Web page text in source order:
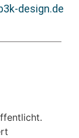
design.de